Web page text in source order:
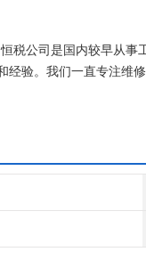
税公司是国内较早从
经验。我们一直专注维